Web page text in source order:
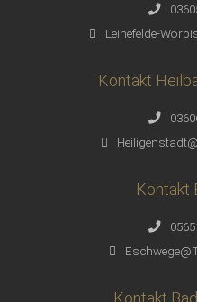
Leinefelde-
Kontakt
Kontakt
Kontakt